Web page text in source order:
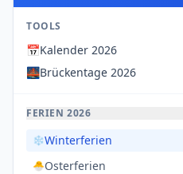
TOOLS
📅Kalender 2026
🌉Brückentage 2026
FERIEN 2026
❄️Winterferien
🐣Osterferien